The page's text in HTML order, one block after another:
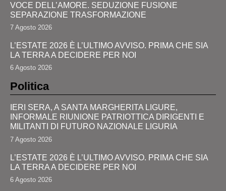
VOCE DELL’AMORE. SEDUZIONE FUSIONE
SEPARAZIONE TRASFORMAZIONE
7 Agosto 2026
L’ESTATE 2026 È L’ULTIMO AVVISO. PRIMA CHE SIA
LA TERRA A DECIDERE PER NOI
6 Agosto 2026
Politica
IERI SERA, A SANTA MARGHERITA LIGURE,
INFORMALE RIUNIONE PATRIOTTICA DIRIGENTI E
MILITANTI DI FUTURO NAZIONALE LIGURIA
7 Agosto 2026
L’ESTATE 2026 È L’ULTIMO AVVISO. PRIMA CHE SIA
LA TERRA A DECIDERE PER NOI
6 Agosto 2026